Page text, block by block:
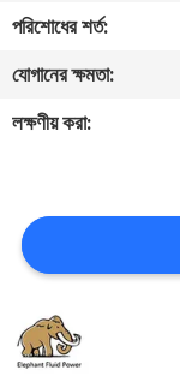
যোগাযোগ
করুন
খবর
কেস
ম্যাপ
পরিশোধের শর্ত:
যোগানের ক্ষমতা:
লক্ষণীয় করা: